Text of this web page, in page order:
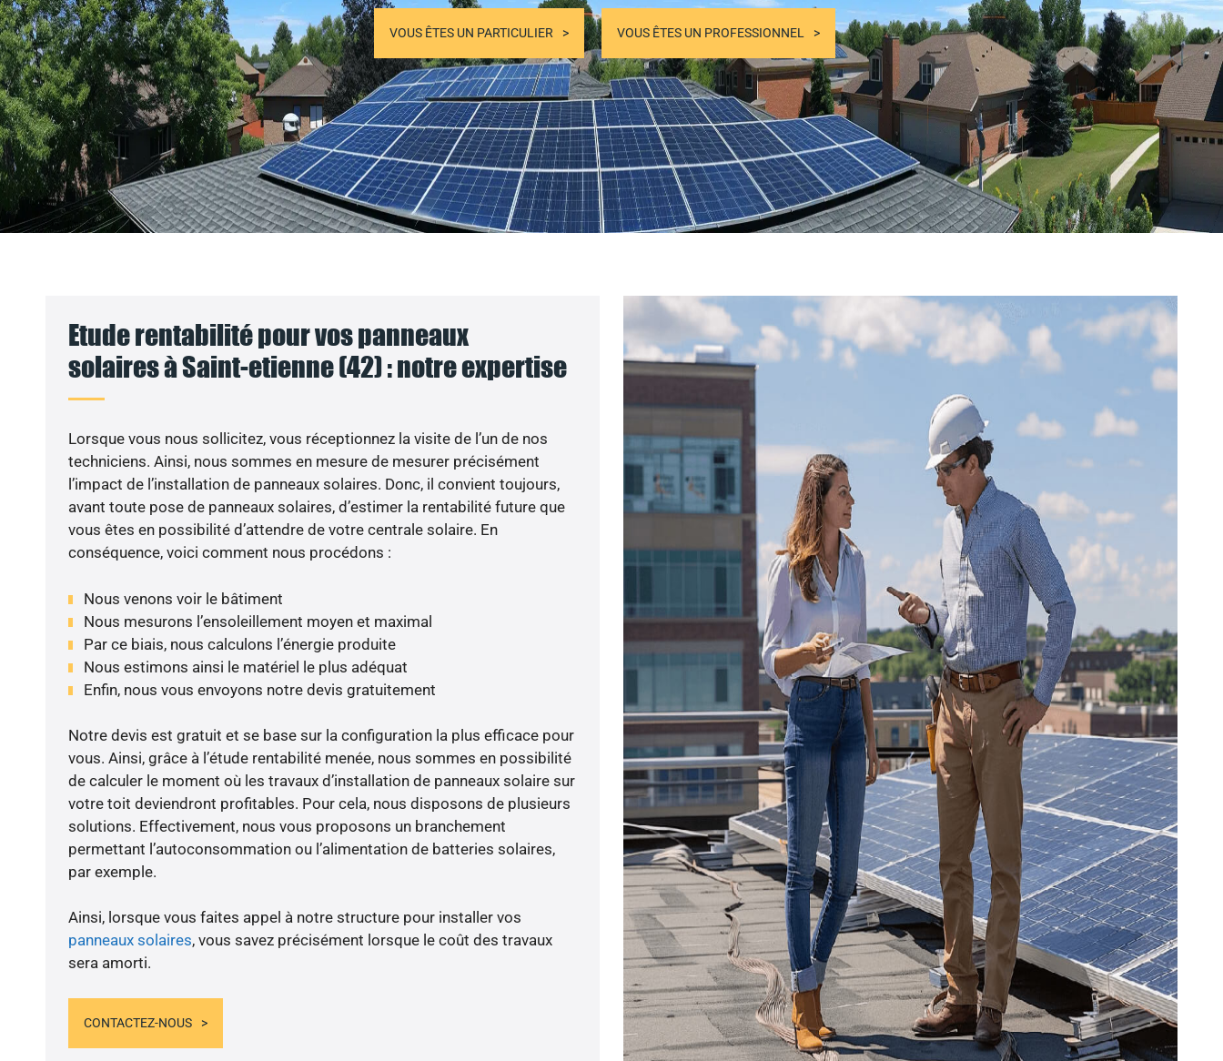
VOUS ÊTES UN PARTICULIER VOUS ÊTES UN PROFESSIONNEL
Etude rentabilité pour vos panneaux
solaires à Saint-etienne (42) : notre expertise
Lorsque vous nous sollicitez, vous réceptionnez la visite de l’un de nos
techniciens. Ainsi, nous sommes en mesure de mesurer précisément
l’impact de l’installation de panneaux solaires. Donc, il convient toujours,
avant toute pose de panneaux solaires, d’estimer la rentabilité future que
vous êtes en possibilité d’attendre de votre centrale solaire. En
conséquence, voici comment nous procédons :
Nous venons voir le bâtiment
Nous mesurons l’ensoleillement moyen et maximal
Par ce biais, nous calculons l’énergie produite
Nous estimons ainsi le matériel le plus adéquat
Enfin, nous vous envoyons notre devis gratuitement
Notre devis est gratuit et se base sur la configuration la plus efficace pour
vous. Ainsi, grâce à l’étude rentabilité menée, nous sommes en possibilité
de calculer le moment où les travaux d’installation de panneaux solaire sur
votre toit deviendront profitables. Pour cela, nous disposons de plusieurs
solutions. Effectivement, nous vous proposons un branchement
permettant l’autoconsommation ou l’alimentation de batteries solaires,
par exemple.
Ainsi, lorsque vous faites appel à notre structure pour installer vos
panneaux solaires, vous savez précisément lorsque le coût des travaux
sera amorti.
CONTACTEZ-NOUS